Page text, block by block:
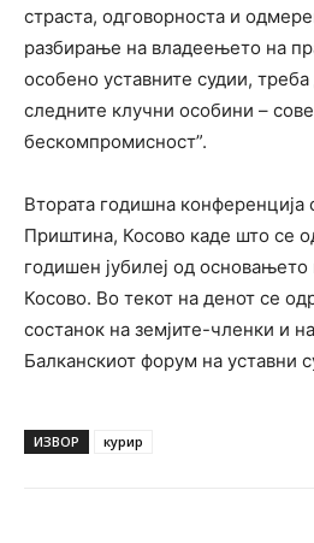
страста, одговорноста и
разбирање на владеењето на
особено уставните судии, треба
следните клучни особини –
бескомпромисност”.
Втората годишна конференција
Приштина, Косово каде што се
годишен јубилеј од основањето
Косово. Во текот на денот се
состанок на земјите-членки и
Балканскиот форум на уставни
ИЗВОР курир